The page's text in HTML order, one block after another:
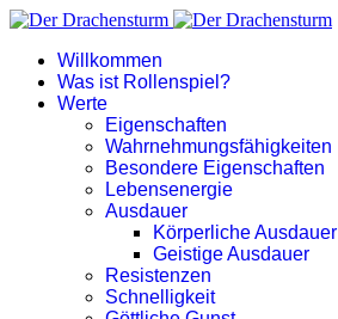
Willkommen
Was ist Rollenspiel?
Werte
Eigenschaften
Wahrnehmungsfähigkeiten
Besondere Eigenschaften
Lebensenergie
Ausdauer
Körperliche Ausdauer
Geistige Ausdauer
Resistenzen
Schnelligkeit